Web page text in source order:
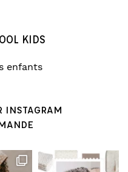
KIDS
enfants
INSTAGRAM